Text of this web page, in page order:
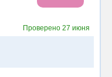
Проверено 27 июня